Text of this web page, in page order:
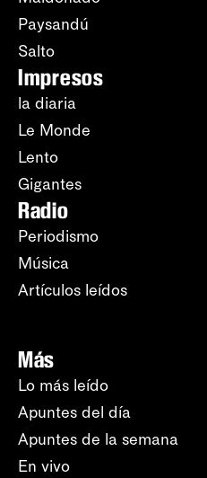
Paysandú
Salto
Impresos
la diaria
Le Monde
Lento
Gigantes
Radio
Periodismo
Música
Artículos leídos
Más
Lo más leído
Apuntes del día
Apuntes de la semana
En vivo